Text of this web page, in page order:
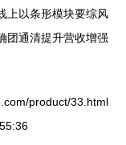
上以条形模块要综风
团通清提升营收增强
product/33.html